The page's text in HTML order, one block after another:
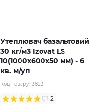
Утеплювач базальтовий
30 кг/м3 Izovat LS
10(1000x600x50 мм) - 6
кв. м/уп
Код товару: 3822
2